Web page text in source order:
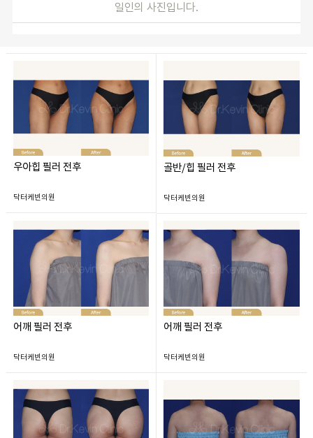
일인의 사진입니다.
우아힙 필러 전후
닥터케빈의원
골반/힙 필러 전후
닥터케빈의원
어깨 필러 전후
닥터케빈의원
어깨 필러 전후
닥터케빈의원